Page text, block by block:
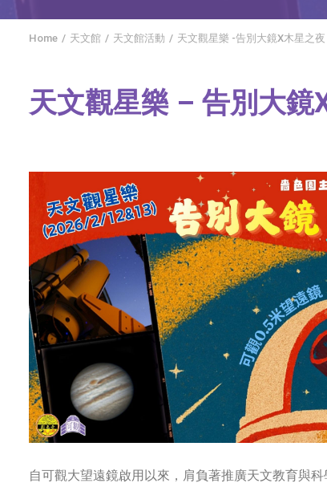
Home 天文館 天文館活動 天文觀星樂 -告別大鏡X木星之
天文觀星樂 – 告別大
自可觀大望遠鏡啟用以來，肩負著推廣天文教育與